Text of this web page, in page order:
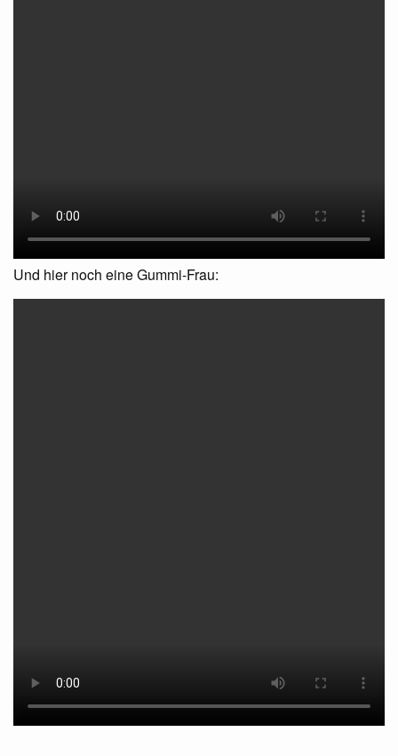
Und hier noch eine Gummi-Frau: